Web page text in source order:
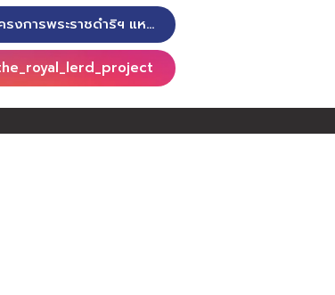
รงการพระราชดำริฯ แหลมผักเบี้ย